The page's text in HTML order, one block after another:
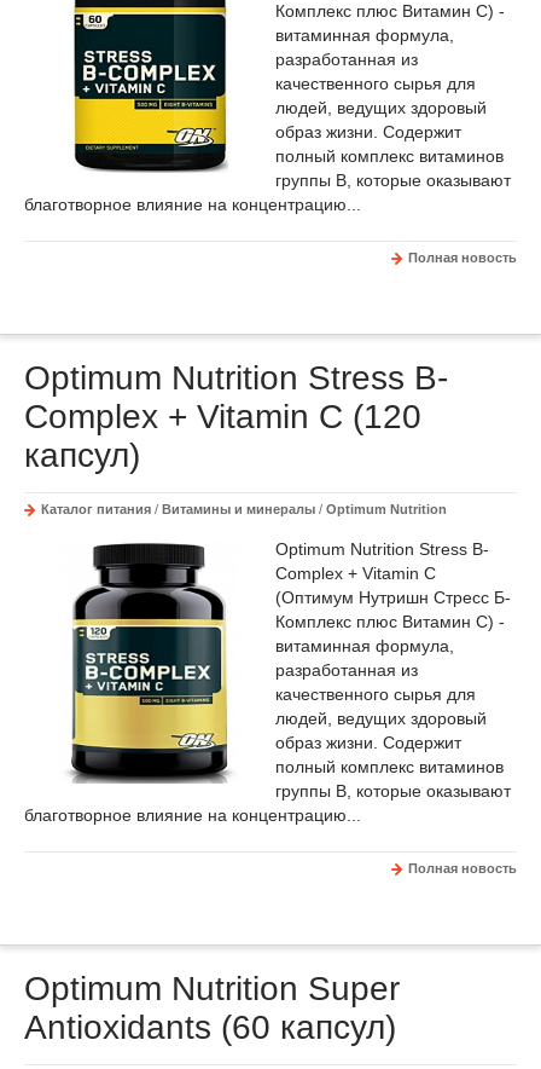
Комплекс плюс Витамин С) -
витаминная формула,
разработанная из
качественного сырья для
людей, ведущих здоровый
образ жизни. Содержит
полный комплекс витаминов
группы B, которые оказывают
благотворное влияние на концентрацию...
Полная новость
Optimum Nutrition Stress B-
Complex + Vitamin C (120
капсул)
Каталог питания / Витамины и минералы / Optimum Nutrition
Optimum Nutrition Stress B-
Complex + Vitamin C
(Оптимум Нутришн Стресс Б-
Комплекс плюс Витамин С) -
витаминная формула,
разработанная из
качественного сырья для
людей, ведущих здоровый
образ жизни. Содержит
полный комплекс витаминов
группы B, которые оказывают
благотворное влияние на концентрацию...
Полная новость
Optimum Nutrition Super
Antioxidants (60 капсул)